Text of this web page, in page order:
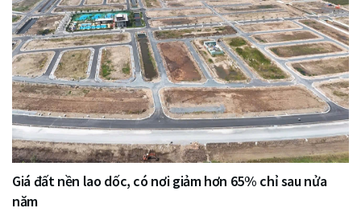
Giá đất nền lao dốc, có nơi giảm hơn 65% chỉ sau nửa
năm